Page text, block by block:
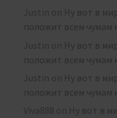
Justin on Ну вот в
положит всем чумам
Justin on Ну вот в
положит всем чумам
Justin on Ну вот в
положит всем чумам
Viva888 on Ну вот в